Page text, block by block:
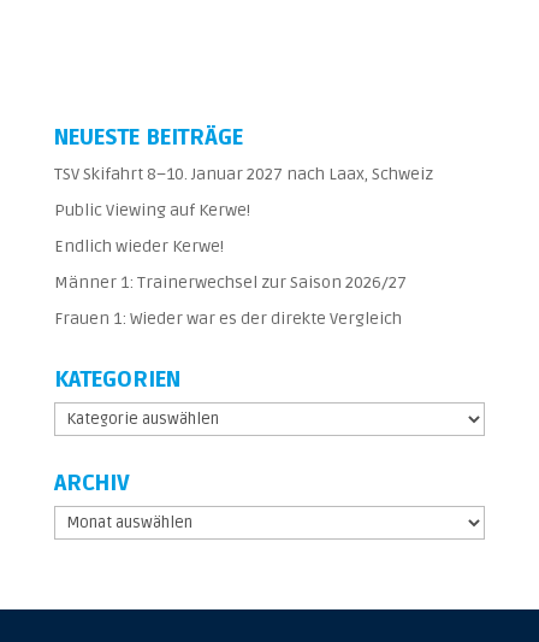
NEUESTE BEITRÄGE
TSV Skifahrt 8–10. Januar 2027 nach Laax, Schweiz
Public Viewing auf Kerwe!
Endlich wieder Kerwe!
Männer 1: Trainerwechsel zur Saison 2026/27
Frauen 1: Wieder war es der direkte Vergleich
KATEGORIEN
Kategorien
ARCHIV
Archiv